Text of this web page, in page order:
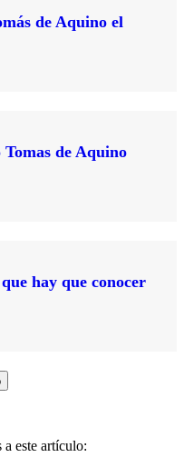
de Aquino el
de Aquino
hay que conocer
a este artículo: